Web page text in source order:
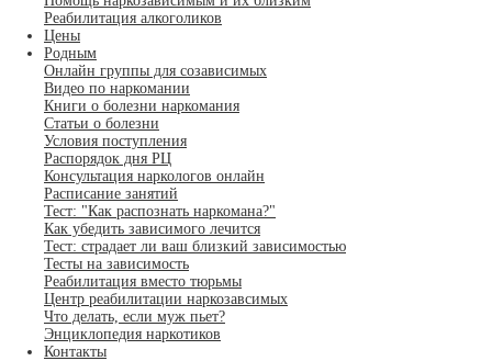
Реабилитация алкоголиков
Цены
Родным
Онлайн группы для созависимых
Видео по наркомании
Книги о болезни наркомания
Статьи о болезни
Условия поступления
Распорядок дня РЦ
Консультация наркологов онлайн
Расписание занятий
Тест: "Как распознать наркомана?"
Как убедить зависимого лечится
Тест: страдает ли ваш близкий зависимостью
Тесты на зависимость
Реабилитация вместо тюрьмы
Центр реабилитации наркозавсимых
Что делать, если муж пьет?
Энциклопедия наркотиков
Контакты